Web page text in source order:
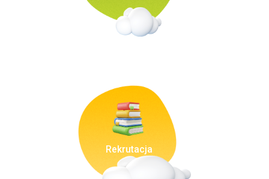
Rekrutacja